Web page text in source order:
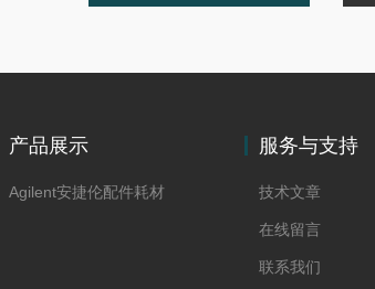
产品展示
Agilent安捷伦配件耗材
服务与支持
技术文章
在线留言
联系我们